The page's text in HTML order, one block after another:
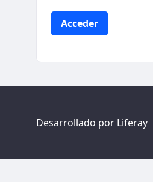
Acceder
Desarrollado por Liferay